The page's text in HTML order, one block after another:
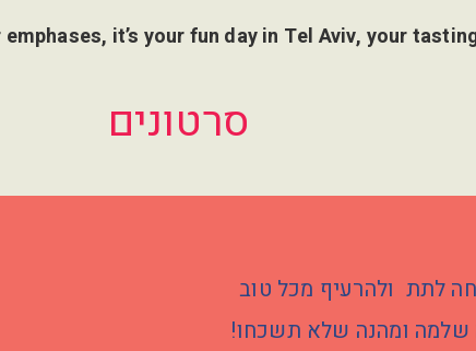
it’s your fun day in Tel Aviv, your
סרטונים
לתת ולהרעיף מכל טוב
שלמה ומהנה שלא תשכחו!